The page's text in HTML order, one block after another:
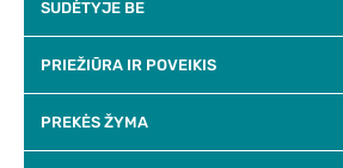
SUDĖTYJE BE
PRIEŽIŪRA IR POVEIKIS
PREKĖS ŽYMA